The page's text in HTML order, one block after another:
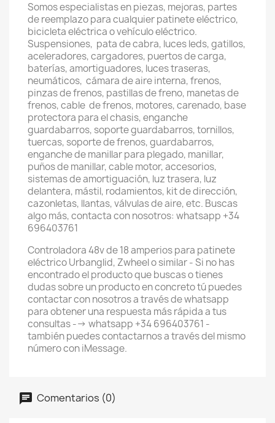
Somos especialistas en piezas, mejoras, partes
de reemplazo para cualquier patinete eléctrico,
bicicleta eléctrica o vehículo eléctrico.
Suspensiones, pata de cabra, luces leds, gatillos,
aceleradores, cargadores, puertos de carga,
baterías, amortiguadores, luces traseras,
neumáticos, cámara de aire interna, frenos,
pinzas de frenos, pastillas de freno, manetas de
frenos, cable de frenos, motores, carenado, base
protectora para el chasis, enganche
guardabarros, soporte guardabarros, tornillos,
tuercas, soporte de frenos, guardabarros,
enganche de manillar para plegado, manillar,
puños de manillar, cable motor, accesorios,
sistemas de amortiguación, luz trasera, luz
delantera, mástil, rodamientos, kit de dirección,
cazonletas, llantas, válvulas de aire, etc. Buscas
algo más, contacta con nosotros: whatsapp +34
696403761
Controladora 48v de 18 amperios para patinete
eléctrico Urbanglid, Zwheel o similar - Si no has
encontrado el producto que buscas o tienes
dudas sobre un producto en concreto tú puedes
contactar con nosotros a través de whatsapp
para obtener una respuesta más rápida a tus
consultas --> whatsapp +34 696403761 -
también puedes contactarnos a través del mismo
número con iMessage.
Comentarios (0)